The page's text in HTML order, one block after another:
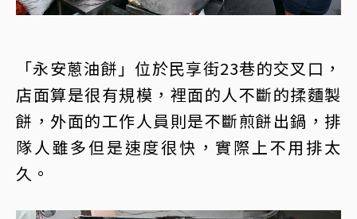
「永安蔥油餅」位於民享街23巷的交叉口，
店面算是很有規模，裡面的人不斷的揉麵製
餅，外面的工作人員則是不斷煎餅出鍋，排
隊人雖多但是速度很快，實際上不用排太
久。